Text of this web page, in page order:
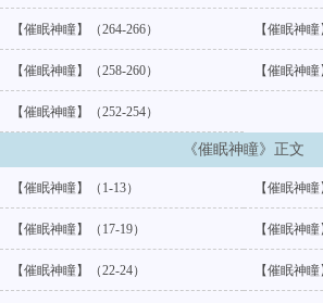
【催眠神瞳】（264-266） 【催眠神瞳
【催眠神瞳】（258-260） 【催眠神瞳
【催眠神瞳】（252-254）
《催眠神瞳》正文
【催眠神瞳】（1-13） 【催眠神瞳
【催眠神瞳】（17-19） 【催眠神瞳
【催眠神瞳】（22-24） 【催眠神瞳